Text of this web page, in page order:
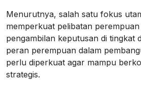
Menurutnya, salah satu fokus
memperkuat pelibatan
pengambilan keputusan di tingkat
peran perempuan dalam
perlu diperkuat agar mampu
strategis.